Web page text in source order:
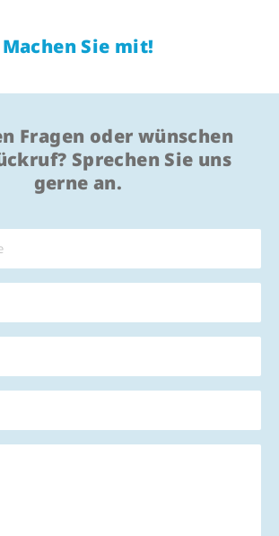
Machen Sie mit!
Fragen oder wünschen
Sprechen Sie uns
gerne an.